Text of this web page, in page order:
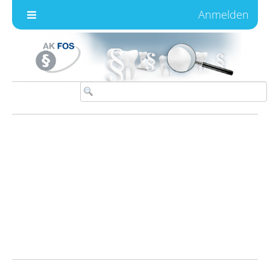
Anmelden